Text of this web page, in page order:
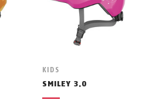
KIDS
SMILEY 3.0